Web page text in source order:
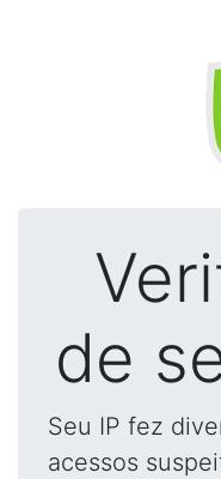
de
Seu IP fez
acessos